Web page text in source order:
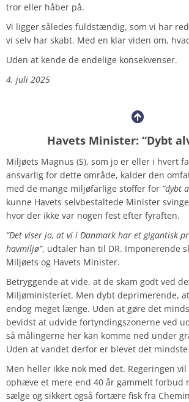
tror eller håber på.
Vi ligger således fuldstændig, som vi har
vi selv har skabt. Med en klar viden om,
Uden at kende de endelige konsekvenser.
4. juli 2025
Havets Minister: “Dybt
Miljøets Magnus (S), som jo er eller i hvert
ansvarlig for dette område, kalder den
med de mange miljøfarlige stoffer for “dybt
kunne Havets selvbestaltede Minister
hvor der ikke var nogen fest efter fyraften.
“Det viser jo, at vi i Danmark har et gigantisk
havmiljø”, udtaler han til DR. Imponerende
Miljøets og Havets Minister.
Betryggende at vide, at de skam godt ved
Miljøministeriet. Men dybt deprimerende,
endog meget længe. Uden at gøre det
bevidst at udvide fortyndingszonerne ved
så målingerne her kan komme ned under
Uden at vandet derfor er blevet det
Men heller ikke nok med det. Regeringen
ophæve et mere end 40 år gammelt forbud
sælge og sikkert også fortære fisk fra